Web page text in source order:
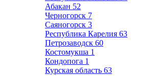
Абакан 52
Черногорск 7
Саяногорск 3
Республика Карелия 63
Петрозаводск 60
Костомукша 1
Кондопога 1
Курская область 63